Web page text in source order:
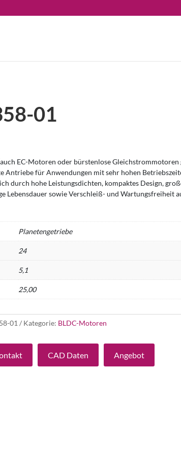
01
EC-Motoren oder bürstenlose Gleichstrommotoren
Antriebe für Anwendungen mit sehr hohen
durch hohe Leistungsdichten, kompaktes Design,
Lebensdauer sowie Verschleiß- und Wartungsfreiheit
Planetengetriebe
24
5,1
25,00
01 Kategorie: BLDC-Motoren
CAD Daten Angebot